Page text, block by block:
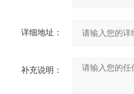
详细地址：
补充说明：